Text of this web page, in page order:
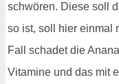
schwören. Diese soll
so ist, soll hier einmal
Fall schadet die
Vitamine und das mit